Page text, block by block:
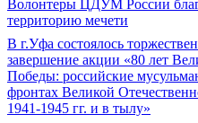
Волонтеры ЦДУМ России
территорию мечети
В г.Уфа состоялось
завершение акции «80 лет
Победы: российские
фронтах Великой
1941-1945 гг. и в тылу»